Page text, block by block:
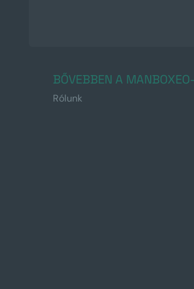
BŐVEBBEN A
Rólunk